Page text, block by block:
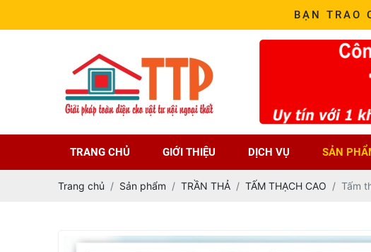
BẠN TRAO
TRANG CHỦ GIỚI THIỆU DỊCH VỤ SẢN
Trang chủ Sản phẩm TRẦN THẢ TẤM THẠCH CAO Tấm